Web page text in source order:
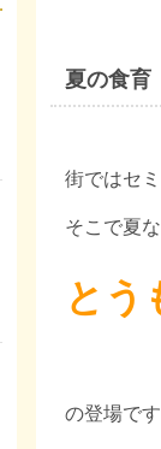
夏の食育
街ではセ
そこで夏
とう
の登場です